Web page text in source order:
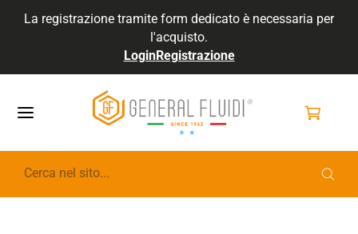
La registrazione tramite form dedicato è necessaria per
l'acquisto.
LoginRegistrazione
GENERALFLUIDI